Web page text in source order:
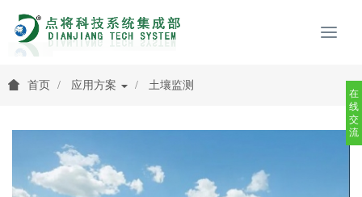
首页 应用方案 土壤监测
在
线
交
流